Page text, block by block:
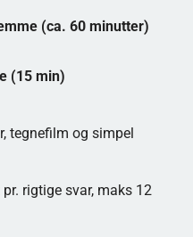
(ca. 60 minutter)
(15 min)
tegnefilm og simpel
rigtige svar, maks 12